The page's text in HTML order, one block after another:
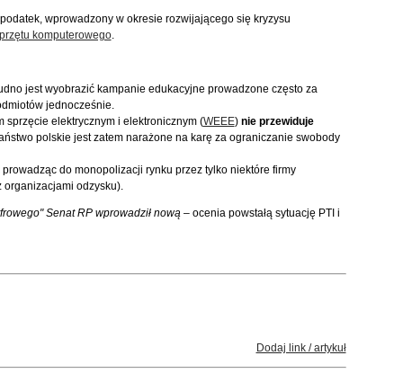
wprowadzony w okresie rozwijającego się kryzysu
komputerowego.
jest wyobrazić kampanie edukacyjne prowadzone często za
jednocześnie.
sprzęcie elektrycznym i elektronicznym (WEEE) nie przewiduje
polskie jest zatem narażone na karę za ograniczanie swobody
prowadząc do monopolizacji rynku przez tylko niektóre firmy
organizacjami odzysku).
Senat RP wprowadził nową– ocenia powstałą sytuację PTI i
Dodaj link / artykuł